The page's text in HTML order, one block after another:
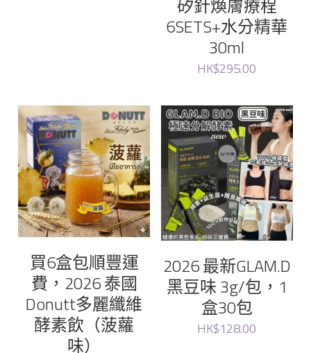
蟲草大王
donutt
七 色花
sliswiss
矽針煥膚療程
6SETS+水分精華
30ml
HK$295.00
買6盒包順豐運
費，2026 泰國
Donutt多麗纖維
酵素飲（菠蘿
味）
2026 最新GLAM.D
黑豆味 3g/包，1
盒30包
HK$128.00